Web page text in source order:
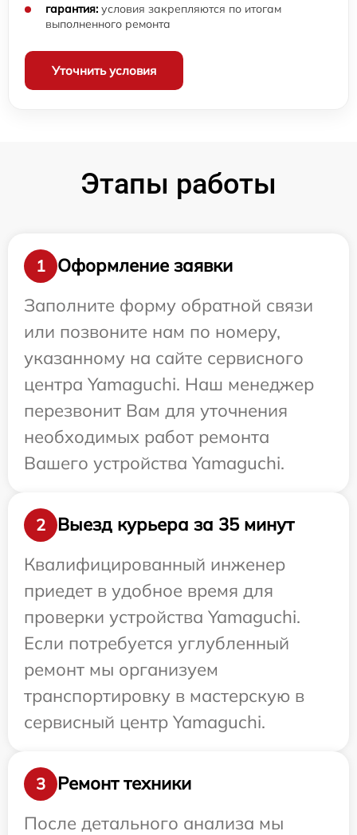
гарантия: условия закрепляются по итогам
выполненного ремонта
Уточнить условия
Этапы работы
1
Оформление заявки
Заполните форму обратной связи
или позвоните нам по номеру,
указанному на сайте сервисного
центра Yamaguchi. Наш менеджер
перезвонит Вам для уточнения
необходимых работ ремонта
Вашего устройства Yamaguchi.
2
Выезд курьера за 35 минут
Квалифицированный инженер
приедет в удобное время для
проверки устройства Yamaguchi.
Если потребуется углубленный
ремонт мы организуем
транспортировку в мастерскую в
сервисный центр Yamaguchi.
3
Ремонт техники
После детального анализа мы